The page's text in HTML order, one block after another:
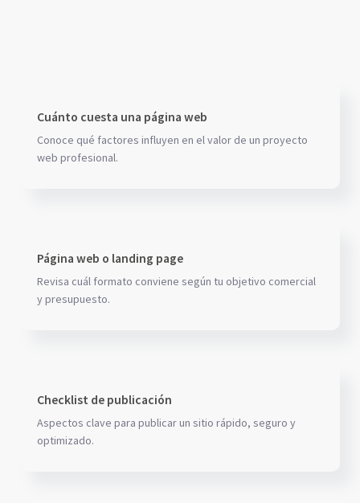
Cuánto cuesta una página web
Conoce qué factores influyen en el valor de un proyecto
web profesional.
Página web o landing page
Revisa cuál formato conviene según tu objetivo comercial
y presupuesto.
Checklist de publicación
Aspectos clave para publicar un sitio rápido, seguro y
optimizado.